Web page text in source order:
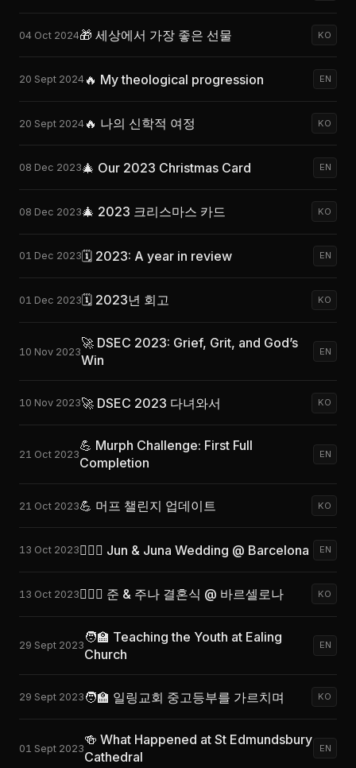
04 Oct 2024🎁 세상에서 가장 좋은 선물 KO
20 Sept 2024 🔥 My theological progression EN
20 Sept 2024 🔥 나의 신학적 여정 KO
08 Dec 2023🎄 Our 2023 Christmas Card EN
08 Dec 2023🎄 2023 크리스마스 카드 KO
01 Dec 2023🗓 2023: A year in review EN
01 Dec 2023🗓 2023년 회고 KO
10 Nov 2023
🚀 DSEC 2023: Grief, Grit, and God’s
Win
EN
10 Nov 2023🚀 DSEC 2023 다녀와서 KO
21 Oct 2023
💪 Murph Challenge: First Full
Completion
EN
21 Oct 2023💪 머프 챌린지 업데이트 KO
13 Oct 2023👩‍❤️‍👨 Jun & Juna Wedding @ Barcelona EN
13 Oct 2023👩‍❤️‍👨 준 & 주나 결혼식 @ 바르셀로나 KO
29 Sept 2023
🧑‍🏫 Teaching the Youth at Ealing
Church
EN
29 Sept 2023 🧑‍🏫 일링교회 중고등부를 가르치며 KO
01 Sept 2023
🍻 What Happened at St Edmundsbury
Cathedral
EN